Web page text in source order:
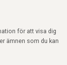
för att visa dig
ämnen som du kan